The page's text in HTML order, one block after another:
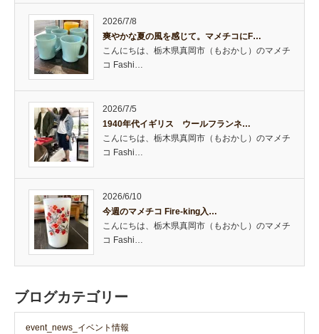
2026/7/8
爽やかな夏の風を感じて。マメチコにF…
こんにちは、栃木県真岡市（もおかし）のマメチ
コ Fashi…
2026/7/5
1940年代イギリス ウールフランネ…
こんにちは、栃木県真岡市（もおかし）のマメチ
コ Fashi…
2026/6/10
今週のマメチコ Fire-king入…
こんにちは、栃木県真岡市（もおかし）のマメチ
コ Fashi…
ブログカテゴリー
event_news_イベント情報